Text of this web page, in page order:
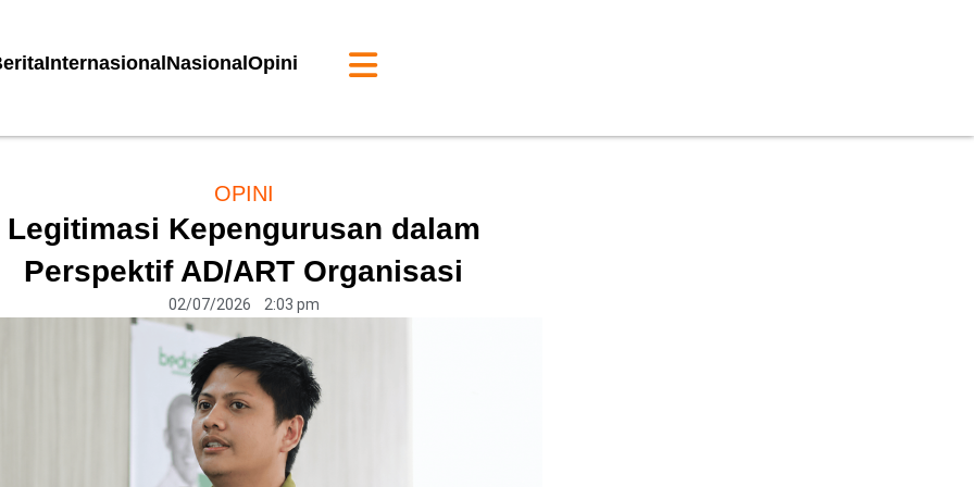
Internasional Nasional Opini
OPINI
Legitimasi Kepengurusan dalam
Perspektif AD/ART Organisasi
02/07/2026 2:03 pm